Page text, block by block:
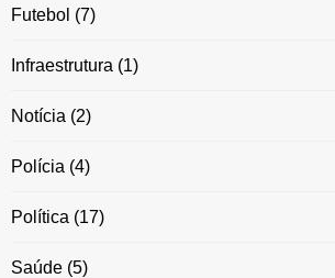
Futebol (7)
Infraestrutura (1)
Notícia (2)
Polícia (4)
Política (17)
Saúde (5)